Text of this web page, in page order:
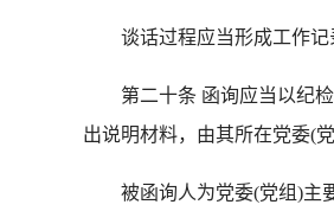
谈话过程应当形成工作记
第二十条 函询应当以纪检
出说明材料，由其所在党委(
被函询人为党委(党组)主要